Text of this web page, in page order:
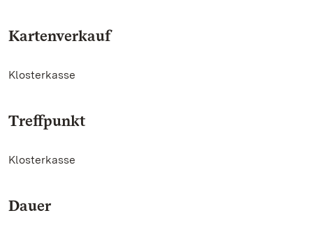
Kartenverkauf
Klosterkasse
Treffpunkt
Klosterkasse
Dauer